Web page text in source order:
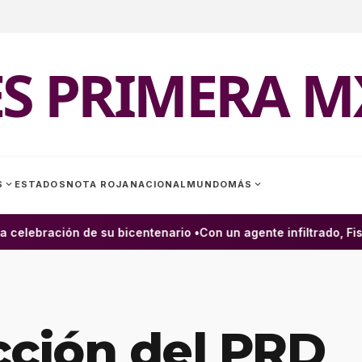
PRIMERA
expand_more ESTADOS NOTA ROJA NACIONAL MUNDOMÁS expand_more
de su bicentenario •Con un agente infiltrado,